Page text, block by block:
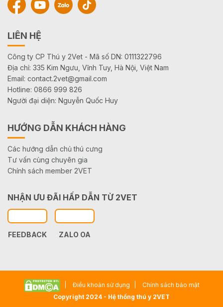
LIÊN HỆ
Công ty CP Thú y 2Vet - Mã số DN: 0111322796
Địa chỉ: 335 Kim Ngưu, Vĩnh Tuy, Hà Nội, Việt Nam
Email: contact.2vet@gmail.com
Hotline: 0866 999 826
Người đại diện: Nguyễn Quốc Huy
HƯỚNG DẪN KHÁCH HÀNG
Các hướng dẫn chủ thú cưng
Tư vấn cùng chuyên gia
Chính sách member 2VET
NHẬN ƯU ĐÃI HẤP DẪN TỪ 2VET
FEEDBACK ZALO OA
Điều khoản sử dụng
Chính sách bảo mật
Copyright 2024 - Hệ thống thú y 2VET